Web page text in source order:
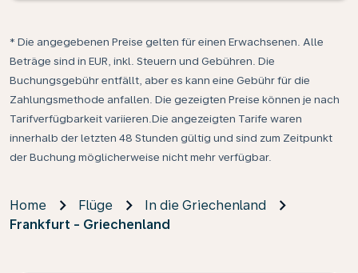
* Die angegebenen Preise gelten für einen Erwachsenen. Alle
Beträge sind in EUR, inkl. Steuern und Gebühren. Die
Buchungsgebühr entfällt, aber es kann eine Gebühr für die
Zahlungsmethode anfallen. Die gezeigten Preise können je nach
Tarifverfügbarkeit variieren.Die angezeigten Tarife waren
innerhalb der letzten 48 Stunden gültig und sind zum Zeitpunkt
der Buchung möglicherweise nicht mehr verfügbar.
Home Flüge
In die Griechenland
Frankfurt - Griechenland